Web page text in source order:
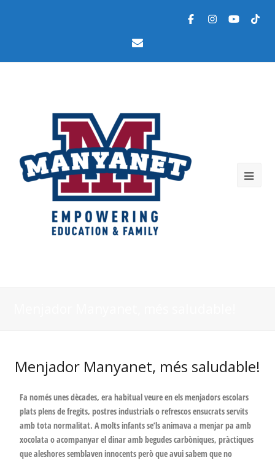
Menjador Manyanet, més saludable!
Fa només unes dècades, era habitual veure en els menjadors escolars
plats plens de fregits, postres industrials o refrescos ensucrats servits
amb tota normalitat. A molts infants se’ls animava a menjar pa amb
xocolata o acompanyar el dinar amb begudes carbòniques, pràctiques
que aleshores semblaven innocents però que avui sabem que no